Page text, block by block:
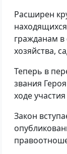
Расширен
гражданам в
хозяйства,
Теперь в
звания
ходе
Закон